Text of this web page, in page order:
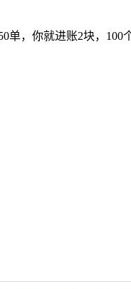
，你就进账2块，100